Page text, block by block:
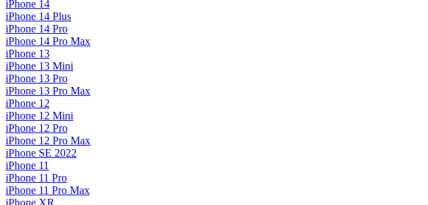
iPhone 14
iPhone 14 Plus
iPhone 14 Pro
iPhone 14 Pro Max
iPhone 13
iPhone 13 Mini
iPhone 13 Pro
iPhone 13 Pro Max
iPhone 12
iPhone 12 Mini
iPhone 12 Pro
iPhone 12 Pro Max
iPhone SE 2022
iPhone 11
iPhone 11 Pro
iPhone 11 Pro Max
iPhone XR